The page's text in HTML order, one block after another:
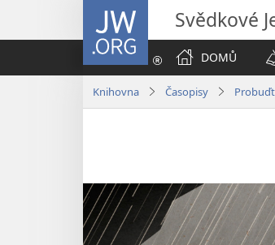
JW.ORG Svědkové
DOMŮ
Knihovna Časopisy